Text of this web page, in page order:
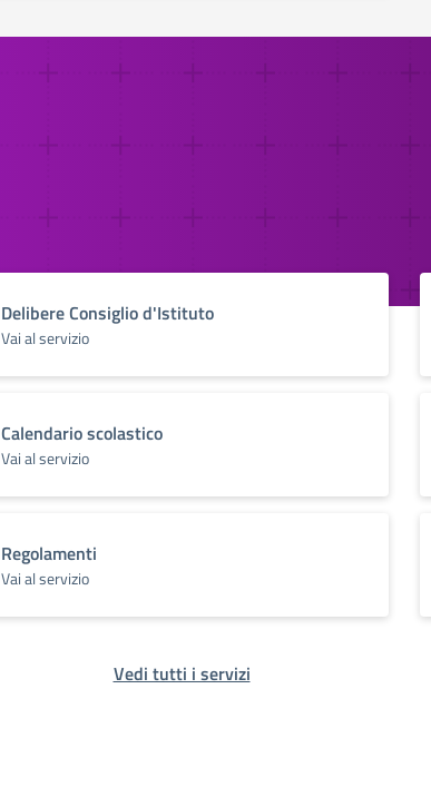
Delibere Consiglio d'Istituto
Vai al servizio
Calendario scolastico
Vai al servizio
Regolamenti
Vai al servizio
Vedi tutti i servizi